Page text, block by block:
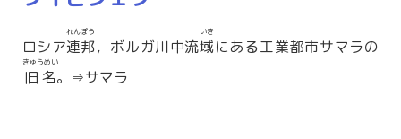
ロシア連邦
れんぽう
，ボルガ川中流域
いき
にある工業都市サマラの
旧名
きゅうめい
。⇒サマラ